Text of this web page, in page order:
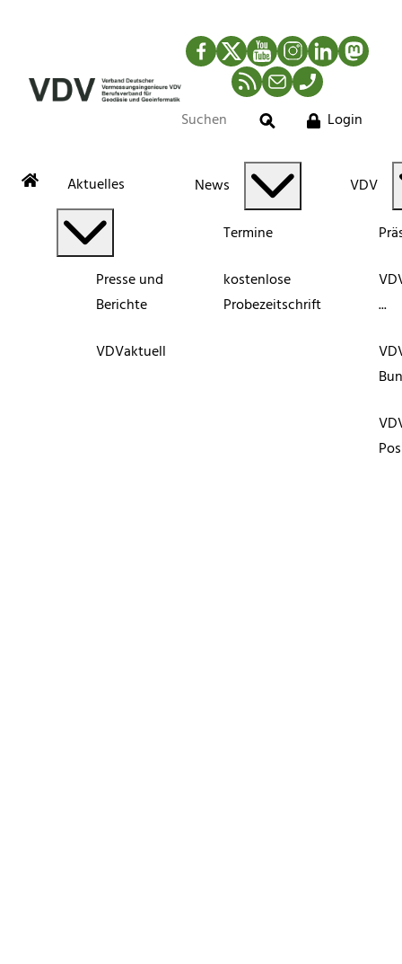
Facebook
TwitterYouTubeInstagram
LinkedIn
RSS-Newsfeed
MailTelefon
Suche
Login
Aktuelles
Presse und
Berichte
VDVaktuell
News
Termine
kostenlose
Probezeitschrift
VDV
...